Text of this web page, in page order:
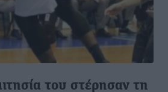
του στέρησαν τη